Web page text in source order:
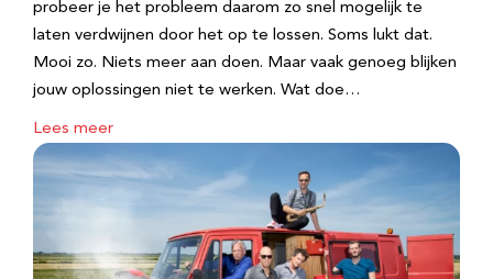
probeer je het probleem daarom zo snel mogelijk te
laten verdwijnen door het op te lossen. Soms lukt dat.
Mooi zo. Niets meer aan doen. Maar vaak genoeg blijken
jouw oplossingen niet te werken. Wat doe…
Lees meer